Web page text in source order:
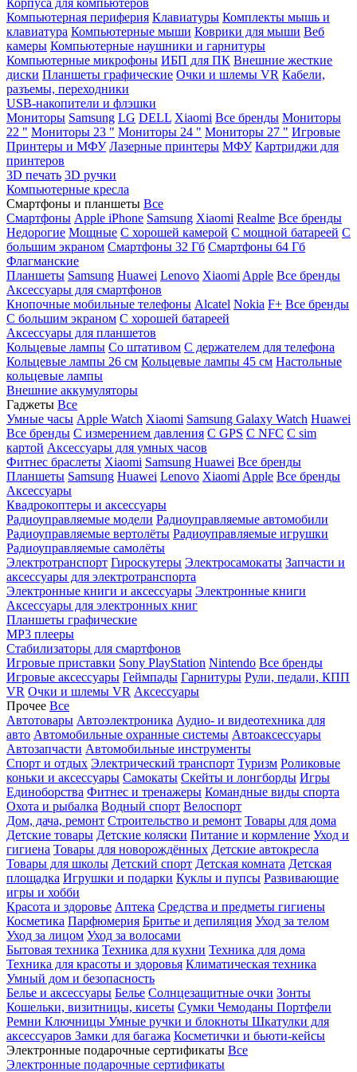
Корпуса для компьютеров
Компьютерная периферия Клавиатуры Комплекты мышь и
клавиатура Компьютерные мыши Коврики для мыши Веб
камеры Компьютерные наушники и гарнитуры
Компьютерные микрофоны ИБП для ПК Внешние жесткие
диски Планшеты графические Очки и шлемы VR Кабели,
разъемы, переходники
USB-накопители и флэшки
Мониторы Samsung LG DELL Xiaomi Все бренды Мониторы
22 " Мониторы 23 " Мониторы 24 " Мониторы 27 " Игровые
Принтеры и МФУ Лазерные принтеры МФУ Картриджи для
принтеров
3D печать 3D ручки
Компьютерные кресла
Смартфоны и планшеты Все
Смартфоны Apple iPhone Samsung Xiaomi Realme Все бренды
Недорогие Мощные С хорошей камерой С мощной батареей С
большим экраном Смартфоны 32 Гб Смартфоны 64 Гб
Флагманские
Планшеты Samsung Huawei Lenovo Xiaomi Apple Все бренды
Аксессуары для смартфонов
Кнопочные мобильные телефоны Alcatel Nokia F+ Все бренды
С большим экраном С хорошей батареей
Аксессуары для планшетов
Кольцевые лампы Со штативом C держателем для телефона
Кольцевые лампы 26 см Кольцевые лампы 45 см Настольные
кольцевые лампы
Внешние аккумуляторы
Гаджеты Все
Умные часы Apple Watch Xiaomi Samsung Galaxy Watch Huawei
Все бренды C измерением давления C GPS C NFC C sim
картой Аксессуары для умных часов
Фитнес браслеты Xiaomi Samsung Huawei Все бренды
Планшеты Samsung Huawei Lenovo Xiaomi Apple Все бренды
Аксессуары
Квадрокоптеры и аксессуары
Радиоуправляемые модели Радиоуправляемые автомобили
Радиоуправляемые вертолёты Радиоуправляемые игрушки
Радиоуправляемые самолёты
Электротранспорт Гироскутеры Электросамокаты Запчасти и
аксессуары для электротранспорта
Электронные книги и аксессуары Электронные книги
Аксессуары для электронных книг
Планшеты графические
MP3 плееры
Стабилизаторы для смартфонов
Игровые приставки Sony PlayStation Nintendo Все бренды
Игровые аксессуары Геймпады Гарнитуры Рули, педали, КПП
VR Очки и шлемы VR Аксессуары
Прочее Все
Автотовары Автоэлектроника Аудио- и видеотехника для
авто Автомобильные охранные системы Автоаксессуары
Автозапчасти Автомобильные инструменты
Спорт и отдых Электрический транспорт Туризм Роликовые
коньки и аксессуары Самокаты Скейты и лонгборды Игры
Единоборства Фитнес и тренажеры Командные виды спорта
Охота и рыбалка Водный спорт Велоспорт
Дом, дача, ремонт Строительство и ремонт Товары для дома
Детские товары Детские коляски Питание и кормление Уход и
гигиена Товары для новорождённых Детские автокресла
Товары для школы Детский спорт Детская комната Детская
площадка Игрушки и подарки Куклы и пупсы Развивающие
игры и хобби
Красота и здоровье Аптека Средства и предметы гигиены
Косметика Парфюмерия Бритье и депиляция Уход за телом
Уход за лицом Уход за волосами
Бытовая техника Техника для кухни Техника для дома
Техника для красоты и здоровья Климатическая техника
Умный дом и безопасность
Белье и аксессуары Белье Солнцезащитные очки Зонты
Кошельки, визитницы, кисеты Сумки Чемоданы Портфели
Ремни Ключницы Умные ручки и блокноты Шкатулки для
аксессуаров Замки для багажа Косметички и бьюти-кейсы
Электронные подарочные сертификаты Все
Электронные подарочные сертификаты